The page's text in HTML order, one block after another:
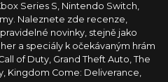
Series S, Nintendo Switch,
Naleznete zde recenze,
novinky, stejně jako
a speciály k očekávaným hrám
of Duty, Grand Theft Auto, The
Kingdom Come: Deliverance,